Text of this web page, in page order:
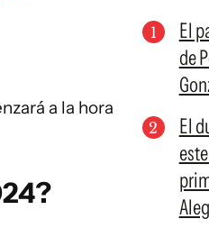
a la hora
El
de
El